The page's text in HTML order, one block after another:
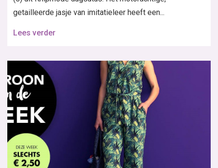
getailleerde jasje van imitatieleer heeft een...
Lees verder